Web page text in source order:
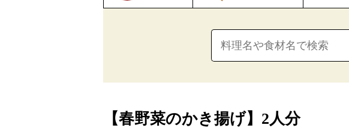
【春野菜のかき揚げ】2人分